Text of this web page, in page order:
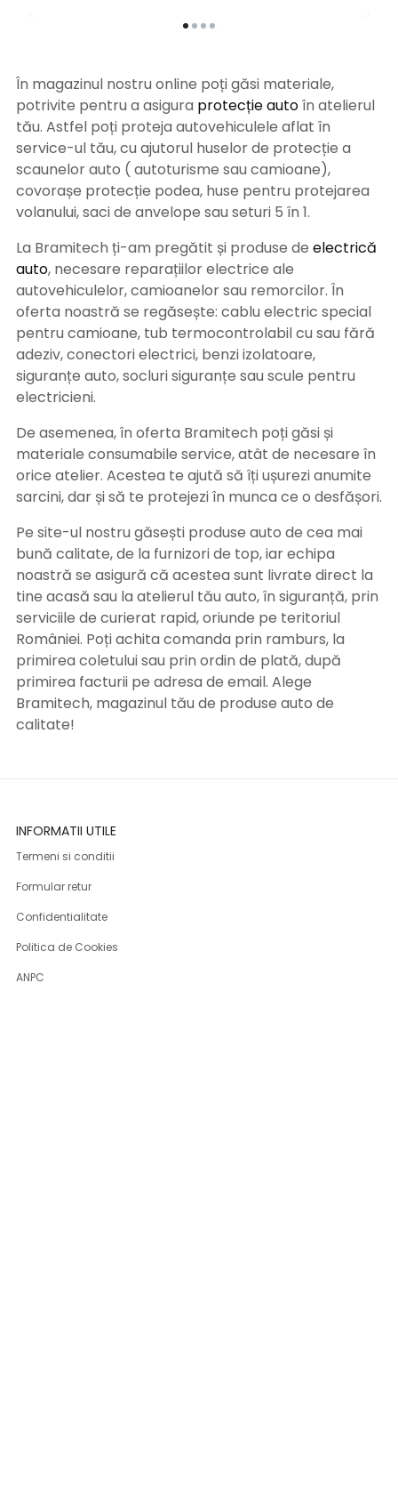
În magazinul nostru online poți găsi materiale,
potrivite pentru a asigura protecție autoîn atelierul
tău. Astfel poți proteja autovehiculele aflat în
service-ul tău, cu ajutorul huselor de protecție a
scaunelor auto ( autoturisme sau camioane),
covorașe protecție podea, huse pentru protejarea
volanului, saci de anvelope sau seturi 5 în 1.
La Bramitech ți-am pregătit și produse de electrică
auto, necesare reparațiilor electrice ale
autovehiculelor, camioanelor sau remorcilor. În
oferta noastră se regăsește: cablu electric special
pentru camioane, tub termocontrolabil cu sau fără
adeziv, conectori electrici, benzi izolatoare,
siguranțe auto, socluri siguranțe sau scule pentru
electricieni.
De asemenea, în oferta Bramitech poți găsi și
materiale consumabile service, atât de necesare în
orice atelier. Acestea te ajută să îți ușurezi anumite
sarcini, dar și să te protejezi în munca ce o desfășori.
Pe site-ul nostru găsești produse auto de cea mai
bună calitate, de la furnizori de top, iar echipa
noastră se asigură că acestea sunt livrate direct la
tine acasă sau la atelierul tău auto, în siguranță, prin
serviciile de curierat rapid, oriunde pe teritoriul
României. Poți achita comanda prin ramburs, la
primirea coletului sau prin ordin de plată, după
primirea facturii pe adresa de email. Alege
Bramitech, magazinul tău de produse auto de
calitate!
INFORMATII UTILE
Termeni si conditii
Formular retur
Confidentialitate
Politica de Cookies
ANPC